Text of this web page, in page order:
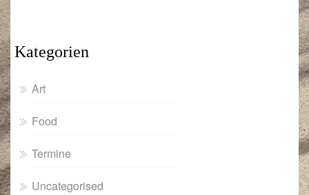
Kategorien
Art
Food
Termine
Uncategorised